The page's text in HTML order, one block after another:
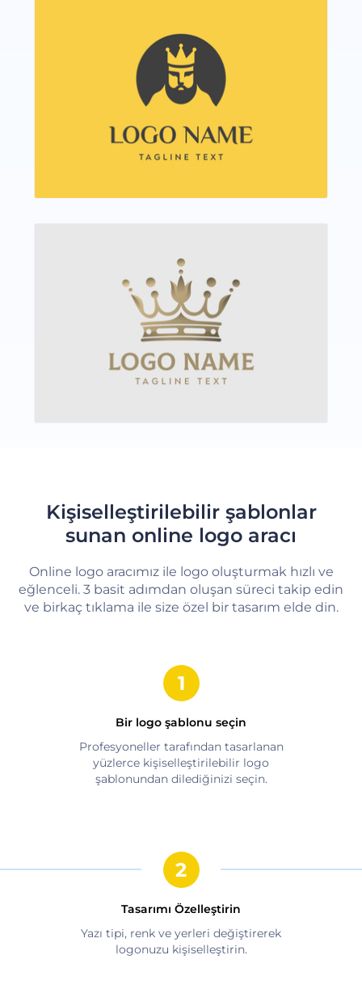
Kişiselleştirilebilir şablonlar
sunan online logo aracı
Online logo aracımız ile logo oluşturmak hızlı ve
eğlenceli. 3 basit adımdan oluşan süreci takip edin
ve birkaç tıklama ile size özel bir tasarım elde din.
Bir logo şablonu seçin
Profesyoneller tarafından tasarlanan
yüzlerce kişiselleştirilebilir logo
şablonundan dilediğinizi seçin.
Tasarımı Özelleştirin
Yazı tipi, renk ve yerleri değiştirerek
logonuzu kişiselleştirin.